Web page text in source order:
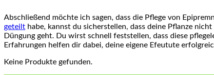
Abschließend möchte ich sagen, dass die Pflege von
geteilt
habe, kannst​ du sicherstellen, dass deine Pflanze
Düngung geht. Du wirst schnell ​feststellen, dass diese
Erfahrungen helfen dir dabei, deine eigene Efeutute
Keine Produkte gefunden.